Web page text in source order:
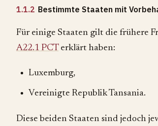
1.1.2 Bestimmte Staaten mit
Für einige Staaten gilt die frühere
A22.1 PCTerklärt haben:
Luxemburg,
Vereinigte Republik Tansania.
Diese beiden Staaten sind jedoch